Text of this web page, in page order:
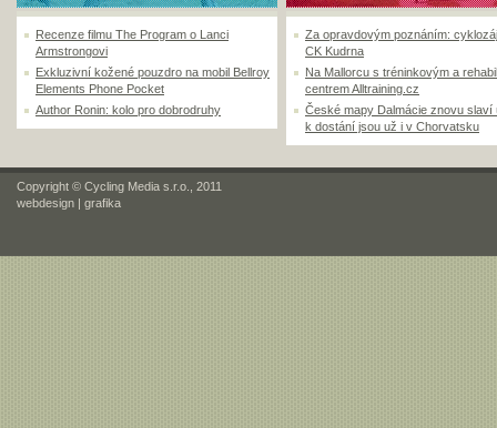
Recenze filmu The Program o Lanci
Armstrongovi
Exkluzivní kožené pouzdro na mobil Bellroy
Elements Phone Pocket
Author Ronin: kolo pro dobrodruhy
Za opravdovým poznáním:
CK Kudrna
Na Mallorcu s tréninkovým a
centrem Alltraining.cz
České mapy Dalmácie znovu slaví
k dostání jsou už i v Chorvatsku
Copyright © Cycling Media s.r.o., 2011
webdesign | grafika